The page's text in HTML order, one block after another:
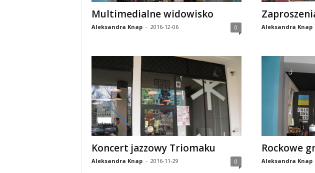
Multimedialne widowisko
Aleksandra Knap - 2016-12-06 0 Aleksandra Knap
Koncert jazzowy Triomaku
Aleksandra Knap - 2016-11-29 0
Rockowe
Aleksandra Knap